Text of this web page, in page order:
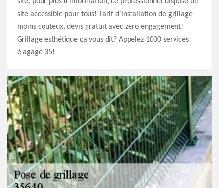
site, pour plus d'information, ce professionnel dispose un
site accessible pour tous! Tarif d'installation de grillage
moins couteux, devis gratuit avec zéro engagement!
Grillage esthétique ça vous dit? Appelez 1000 services
élagage 35!